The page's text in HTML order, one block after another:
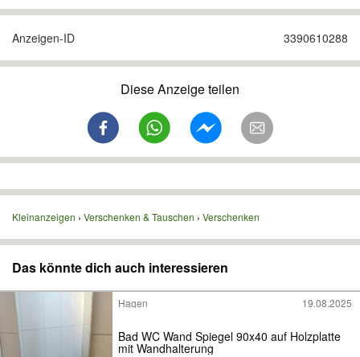
Anzeigen-ID 3390610288
Diese Anzeige teilen
Kleinanzeigen Verschenken & Tauschen Verschenken
Das könnte dich auch interessieren
Hagen 19.08.2025
Bad WC Wand Spiegel 90x40 auf Holzplatte
mit Wandhalterung